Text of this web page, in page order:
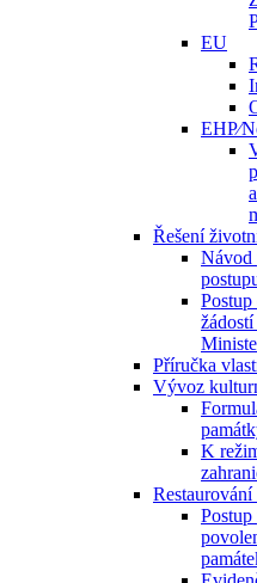
EU
Řešení
Návod
Příručka
Vývoz
K